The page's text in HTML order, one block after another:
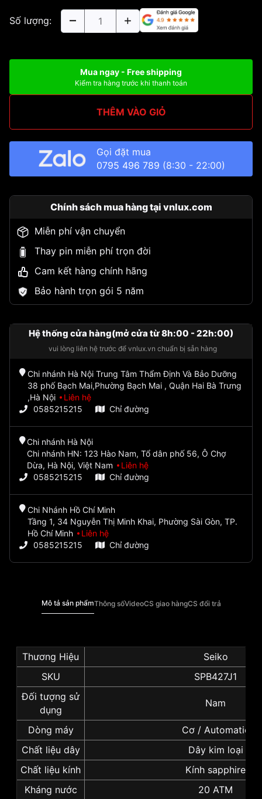
Số lượng:
Mua ngay - Free shipping
Kiểm tra hàng trước khi thanh toán
THÊM VÀO GIỎ
Gọi đặt mua
0795 496 789 (8:30 - 22:00)
Chính sách mua hàng tại vnlux.com
Miễn phí vận chuyển
Thay pin miễn phí trọn đời
Cam kết hàng chính hãng
Bảo hành trọn gói 5 năm
Hệ thống cửa hàng(mở cửa từ 8h:00 - 22h:00)
vui lòng liên hệ trước để vnlux.vn chuẩn bị sẵn hàng
Chi nhánh Hà Nội Trung Tâm Thẩm Định Và Bảo Dưỡng
38 phố Bạch Mai,Phường Bạch Mai , Quận Hai Bà Trưng
,Hà Nội
Liên hệ
0585215215
Chỉ đường
Chi nhánh Hà Nội
Chi nhánh HN: 123 Hào Nam, Tổ dân phố 56, Ô Chợ
Dừa, Hà Nội, Việt Nam
Liên hệ
0585215215
Chỉ đường
Chi Nhánh Hồ Chí Minh
Tầng 1, 34 Nguyễn Thị Minh Khai, Phường Sài Gòn, TP.
Hồ Chí Minh
Liên hệ
0585215215
Chỉ đường
Mô tả sản phẩmThông sốVideoCS giao hàngCS đổi trả
Thương Hiệu
Seiko
SKU
SPB427J1
Đối tượng sử
dụng
Nam
Dòng máy
Cơ / Automatic
Chất liệu dây
Dây kim loại
Chất liệu kính
Kính sapphire
Kháng nước
20 ATM